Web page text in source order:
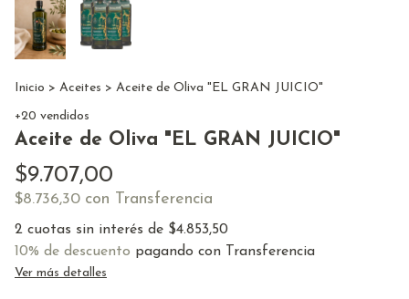
Inicio > Aceites > Aceite de Oliva "EL GRAN JUICIO"
+20 vendidos
Aceite de Oliva "EL GRAN JUICIO"
$9.707,00
$8.736,30 con Transferencia
2 cuotas sin interés de $4.853,50
10% de descuento pagando con Transferencia
Ver más detalles